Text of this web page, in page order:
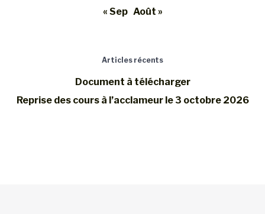
« Sep Août »
Articles récents
Document à télécharger
Reprise des cours à l’acclameur le 3 octobre 2026